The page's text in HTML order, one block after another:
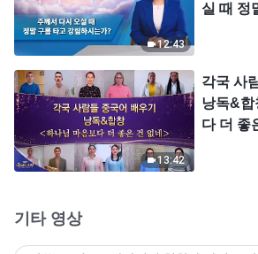
12:43
실 때 정
13:42
각국 사
낭독&합
다 더 좋
기타 영상